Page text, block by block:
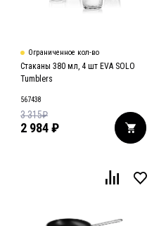
Ограниченное кол-во
Стаканы 380 мл, 4 шт EVA SOLO
Tumblers
567438
2 984₽
3 315₽